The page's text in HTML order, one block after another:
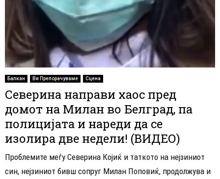
Балкан Ви Препорачуваме Сцена
Северина направи хаос пред
домот на Милан во Белград, па
полицијата и нареди да се
изолира две недели! (ВИДЕО)
Проблемите меѓу Северина Којиќ и таткото на нејзиниот
син, нејзиниот бивш сопруг Милан Поповиќ, продолжува и